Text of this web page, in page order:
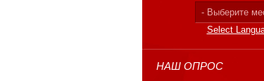
Select
НАШ ОПРОС